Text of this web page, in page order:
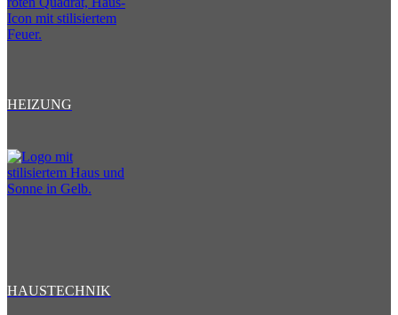
HEIZUNG
HAUSTECHNIK